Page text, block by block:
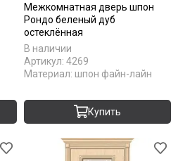
Межкомнатная дверь шпон
Рондо беленый дуб
остеклённая
В наличии
Артикул: 4269
Материал: шпон файн-лайн
Купить